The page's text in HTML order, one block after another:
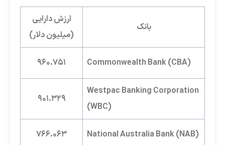
بانک
ارزش دارایی
(میلیون دلار)
Commonwealth Bank (CBA) ۹۶۰.۷۵۱
Westpac Banking Corporation
(WBC)
۹۰۱.۳۲۹
National Australia Bank (NAB) ۷۶۶.۰۶۳